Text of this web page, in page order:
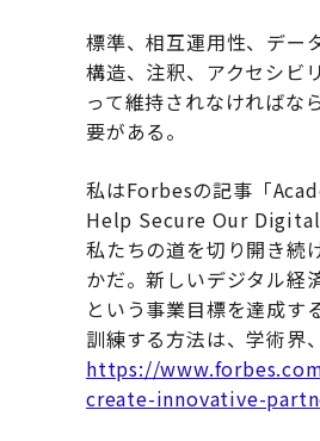
標準、相互運用性、デー
構造、注釈、アクセシビ
って維持されなければな
要がある。
私はForbesの記事「
Help Secure Our Digital
私たちの道を切り開き続
かだ。新しいデジタル経
という事業目標を達成す
訓練する方法は、学術界
https://
create-innovative-